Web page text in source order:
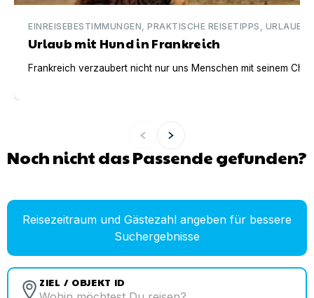
EINREISEBESTIMMUNGEN, PRAKTISCHE REISETIPPS,
Urlaub mit Hund in Frankreich
Frankreich verzaubert nicht nur uns Menschen mit seinem
Noch nicht das Passende gefunden?
Reisezeitraum und Gästezahl angeben für bessere
Suchergebnisse
ZIEL / OBJEKT ID